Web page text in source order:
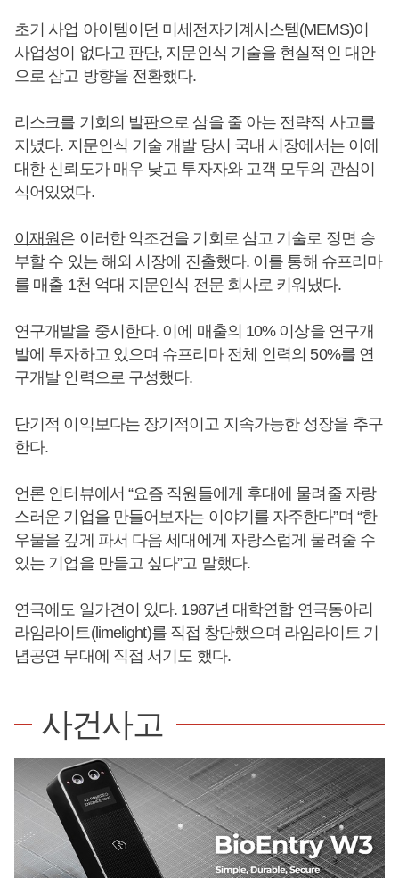
초기 사업 아이템이던 미세전자기계시스템(MEMS)이
사업성이 없다고 판단, 지문인식 기술을 현실적인 대안
으로 삼고 방향을 전환했다.
리스크를 기회의 발판으로 삼을 줄 아는 전략적 사고를
지녔다. 지문인식 기술 개발 당시 국내 시장에서는 이에
대한 신뢰도가 매우 낮고 투자자와 고객 모두의 관심이
식어있었다.
이재원은 이러한 악조건을 기회로 삼고 기술로 정면 승
부할 수 있는 해외 시장에 진출했다. 이를 통해 슈프리마
를 매출 1천 억대 지문인식 전문 회사로 키워냈다.
연구개발을 중시한다. 이에 매출의 10% 이상을 연구개
발에 투자하고 있으며 슈프리마 전체 인력의 50%를 연
구개발 인력으로 구성했다.
단기적 이익보다는 장기적이고 지속가능한 성장을 추구
한다.
언론 인터뷰에서 “요즘 직원들에게 후대에 물려줄 자랑
스러운 기업을 만들어보자는 이야기를 자주한다”며 “한
우물을 깊게 파서 다음 세대에게 자랑스럽게 물려줄 수
있는 기업을 만들고 싶다”고 말했다.
연극에도 일가견이 있다. 1987년 대학연합 연극동아리
라임라이트(limelight)를 직접 창단했으며 라임라이트 기
념공연 무대에 직접 서기도 했다.
사건사고